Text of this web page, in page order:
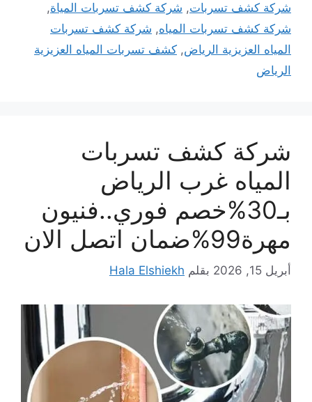
شركة كشف تسربات, شركة كشف تسربات المياة,
شركة كشف تسربات المياه, شركة كشف تسربات
المياه العزيزية الرياض, كشف تسربات المياه العزيزية
الرياض
شركة كشف تسربات
المياه غرب الرياض
بـ30%خصم فوري..فنيون
مهرة99%ضمان اتصل الان
أبريل 15, 2026 بقلم Hala Elshiekh